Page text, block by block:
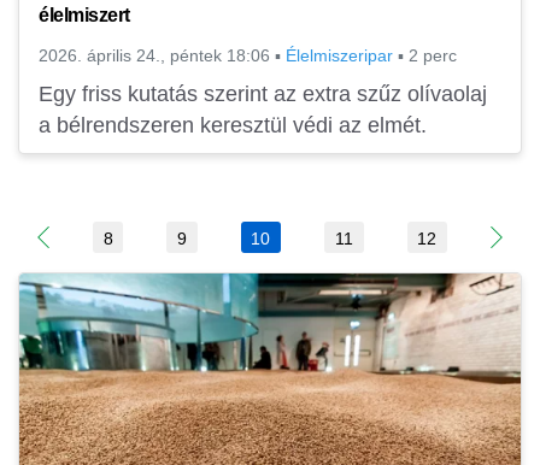
élelmiszert
2026. április 24., péntek 18:06 ▪ Élelmiszeripar ▪ 2 perc
Egy friss kutatás szerint az extra szűz olívaolaj
a bélrendszeren keresztül védi az elmét.
8 9 10 11 12